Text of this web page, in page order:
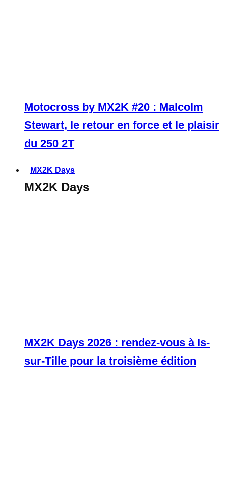
Motocross by MX2K #20 : Malcolm
Stewart, le retour en force et le plaisir
du 250 2T
MX2K Days
MX2K Days
MX2K Days 2026 : rendez-vous à Is-
sur-Tille pour la troisième édition